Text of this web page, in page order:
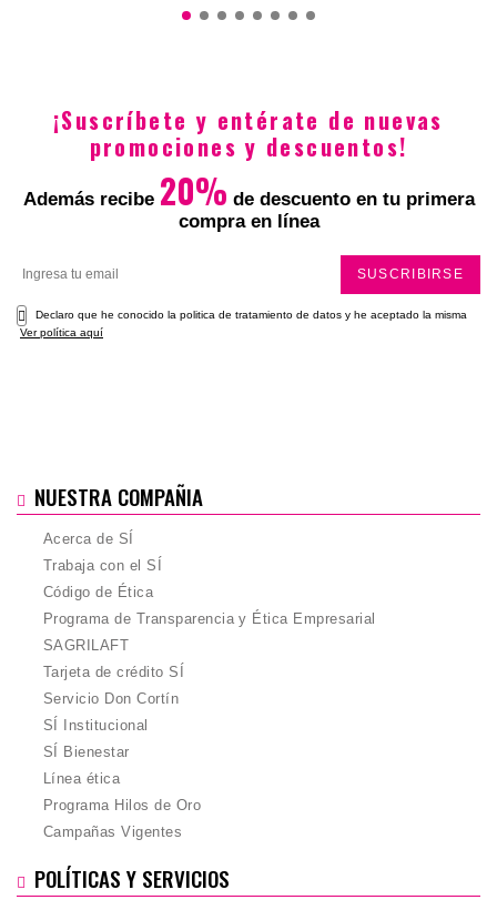
$56.900
¡Suscríbete y entérate de nuevas
promociones y descuentos!
Además recibe 20% de descuento en tu primera
compra en línea
SUSCRIBIRSE
Declaro que he conocido la politica de tratamiento de datos y he aceptado la misma
Ver política aquí
NUESTRA COMPAÑIA
Acerca de SÍ
Trabaja con el SÍ
Código de Ética
Programa de Transparencia y Ética Empresarial
SAGRILAFT
Tarjeta de crédito SÍ
Servicio Don Cortín
SÍ Institucional
SÍ Bienestar
Línea ética
Programa Hilos de Oro
Campañas Vigentes
POLÍTICAS Y SERVICIOS